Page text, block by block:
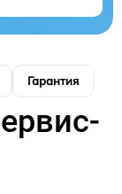
Гарантия